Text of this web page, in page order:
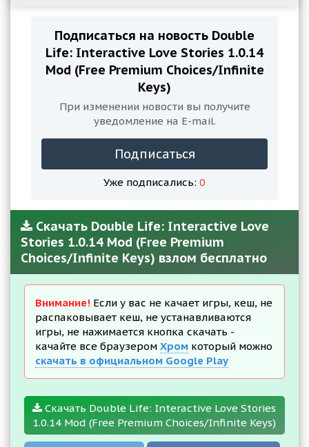
Подписаться на новость Double
Life: Interactive Love Stories 1.0.14
Mod (Free Premium Choices/Infinite
Keys)
При изменении новости вы получите
уведомление на E-mail.
Подписаться
Уже подписались: 0
Скачать Double Life: Interactive Love
Stories 1.0.14 Mod (Free Premium
Choices/Infinite Keys) взлом бесплатно
Внимание! Если у вас не качает игры, кеш, не
распаковывает кеш, не устанавливаются
игры, не нажимается кнопка скачать -
качайте все браузером Хром который можно
скачать в официальном Google Play
Скачать Double Life: Interactive Love Stories
1.0.14 Mod (Free Premium Choices/Infinite Keys)